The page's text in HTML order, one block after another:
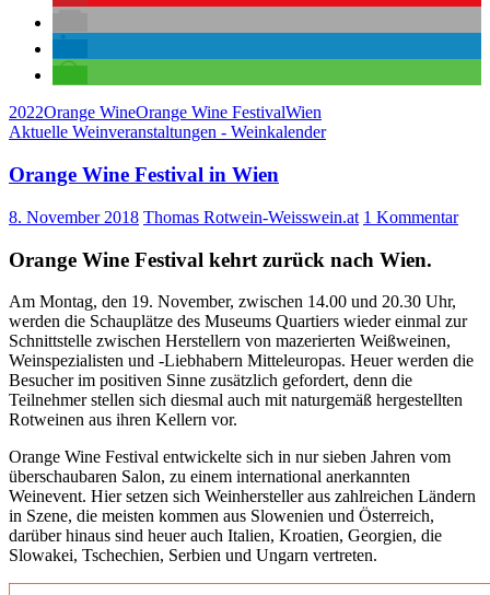
2022Orange WineOrange Wine FestivalWien
Aktuelle Weinveranstaltungen - Weinkalender
Orange Wine Festival in Wien
8. November 2018 Thomas Rotwein-Weisswein.at 1 Kommentar
Orange Wine Festival kehrt zurück nach Wien.
Am Montag, den 19. November, zwischen 14.00 und 20.30 Uhr,
werden die Schauplätze des Museums Quartiers wieder einmal zur
Schnittstelle zwischen Herstellern von mazerierten Weißweinen,
Weinspezialisten und -Liebhabern Mitteleuropas. Heuer werden die
Besucher im positiven Sinne zusätzlich gefordert, denn die
Teilnehmer stellen sich diesmal auch mit naturgemäß hergestellten
Rotweinen aus ihren Kellern vor.
Orange Wine Festival entwickelte sich in nur sieben Jahren vom
überschaubaren Salon, zu einem international anerkannten
Weinevent. Hier setzen sich Weinhersteller aus zahlreichen Ländern
in Szene, die meisten kommen aus Slowenien und Österreich,
darüber hinaus sind heuer auch Italien, Kroatien, Georgien, die
Slowakei, Tschechien, Serbien und Ungarn vertreten.